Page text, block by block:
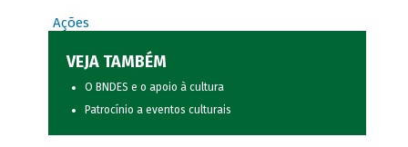
Ações
VEJA TAMBÉM
O BNDES e o apoio à cultura
Patrocínio a eventos culturais